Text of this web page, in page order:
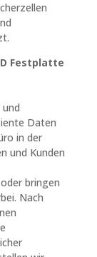
Festplatte
Daten
in der
und Kunden
bringen
Nach